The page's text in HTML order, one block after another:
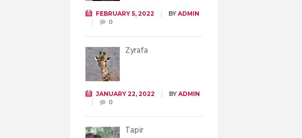
FEBRUARY 5, 2022 BY ADMIN
0
Żyrafa
JANUARY 22, 2022 BY ADMIN
0
Tapir